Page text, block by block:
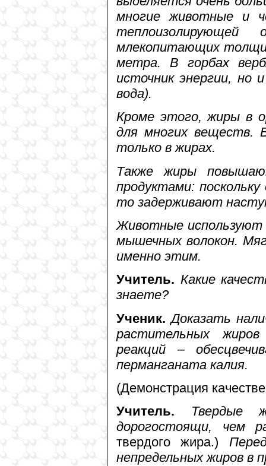
многие животные и
теплоизолирующей
млекопитающих
метра. В горбах
источник энергии, но
вода).
Кроме этого, жиры в
для многих веществ.
только в жирах.
Также жиры
продуктами:
то задерживают
Животные используют
мышечных волокон.
именно этим.
Учитель. Какие
знаете?
Ученик. Доказать
растительных
реакций –
перманганата калия.
(Демонстрация
Учитель. Твердые
дорогостоящи, чем
твердого жира.)
непредельных жиров в